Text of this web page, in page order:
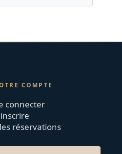
COMPTE
connecter
réservations